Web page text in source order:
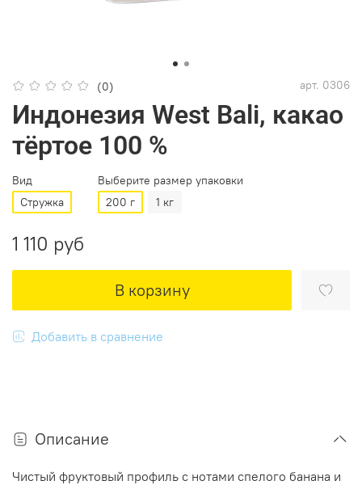
(0) арт. 0306
Индонезия West Bali, какао
тёртое 100 %
Вид
Стружка
Выберите размер упаковки
200 г
1 кг
1 110 руб
В корзину
Добавить в сравнение
Описание
Чистый фруктовый профиль с нотами спелого банана и